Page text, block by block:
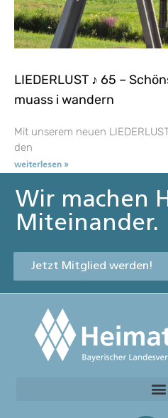
LIEDERLUST ♪ 65 –
muass i wandern
Mit unserem neuen
den
weiterlesen »
Wir machen
Miteinander.
Jetzt Mitglied werden!